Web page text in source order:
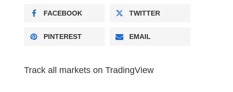
FACEBOOK TWITTER
PINTEREST EMAIL
Track all markets on TradingView